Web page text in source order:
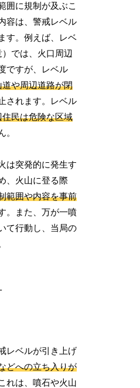
囲に規制が及ぶこ
容は、警戒レベル
す。例えば、レベ
では、火口周辺
ですが、レベル
道や周辺道路が閉
されます。レベル
住民は危険な区域
。
は突発的に発生す
、火山に登る際
範囲や内容を事前
。また、万が一噴
て行動し、当局の
レベルが引き上げ
どへの立ち入りが
れは、噴石や火山